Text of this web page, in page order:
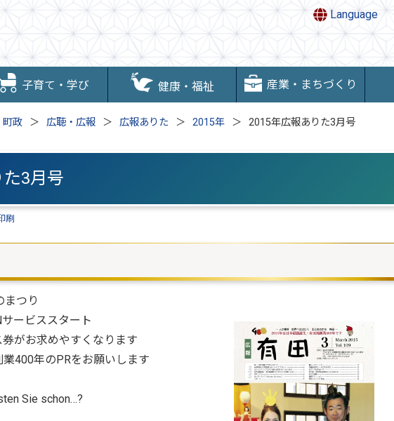
Language
子育て・学び 健康・福祉 産業・まちづくり
町政 広聴・広報 広報ありた 2015年 2015年広報ありた3月号
3月号
刷
まつり
ービススタート
がお求めやすくなります
400年のPRをお願いします
Sie schon…?